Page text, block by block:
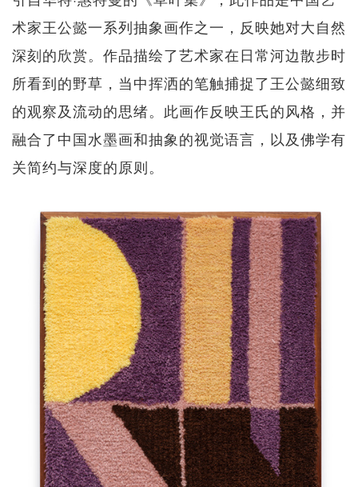
术家王公懿一系列抽象画作之一，反映她对大自然
深刻的欣赏。作品描绘了艺术家在日常河边散步时
所看到的野草，当中挥洒的笔触捕捉了王公懿细致
的观察及流动的思绪。此画作反映王氏的风格，并
融合了中国水墨画和抽象的视觉语言，以及佛学有
关简约与深度的原则。